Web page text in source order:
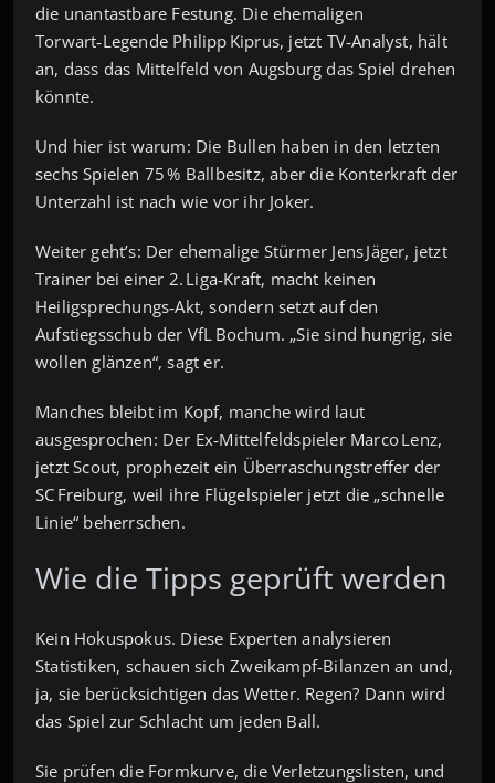
die unantastbare Festung. Die ehemaligen
Torwart‑Legende Philipp Kiprus, jetzt TV‑Analyst, hält
an, dass das Mittelfeld von Augsburg das Spiel drehen
könnte.
Und hier ist warum: Die Bullen haben in den letzten
sechs Spielen 75 % Ballbesitz, aber die Konterkraft der
Unterzahl ist nach wie vor ihr Joker.
Weiter geht’s: Der ehemalige Stürmer Jens Jäger, jetzt
Trainer bei einer 2. Liga‑Kraft, macht keinen
Heiligsprechungs‑Akt, sondern setzt auf den
Aufstiegsschub der VfL Bochum. „Sie sind hungrig, sie
wollen glänzen“, sagt er.
Manches bleibt im Kopf, manche wird laut
ausgesprochen: Der Ex‑Mittelfeldspieler Marco Lenz,
jetzt Scout, prophezeit ein Überraschungstreffer der
SC Freiburg, weil ihre Flügelspieler jetzt die „schnelle
Linie“ beherrschen.
Wie die Tipps geprüft werden
Kein Hokuspokus. Diese Experten analysieren
Statistiken, schauen sich Zweikampf‑Bilanzen an und,
ja, sie berücksichtigen das Wetter. Regen? Dann wird
das Spiel zur Schlacht um jeden Ball.
Sie prüfen die Formkurve, die Verletzungslisten, und